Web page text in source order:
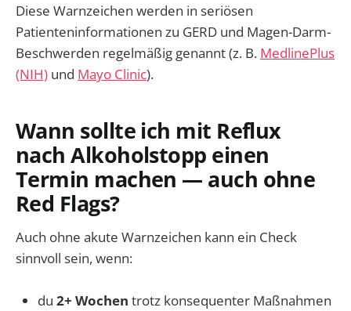
Diese Warnzeichen werden in seriösen
Patienteninformationen zu GERD und Magen-Darm-
Beschwerden regelmäßig genannt (z. B. MedlinePlus
(NIH) und Mayo Clinic).
Wann sollte ich mit Reflux
nach Alkoholstopp einen
Termin machen — auch ohne
Red Flags?
Auch ohne akute Warnzeichen kann ein Check
sinnvoll sein, wenn:
du 2+ Wochen trotz konsequenter Maßnahmen